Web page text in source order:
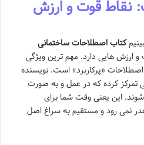
نقاط قوت و ارزش
کتاب اصطلاحات ساختمانی
و ارزش هایی دارد. مهم ترین ویژگی
«پرکاربرد» است. نویسنده
تمرکز کرده که در عمل و به صورت
شوند. این یعنی وقت شما برای
نمی رود و مستقیم به سراغ اصل